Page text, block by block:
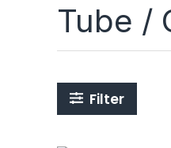
Tube /
Filter